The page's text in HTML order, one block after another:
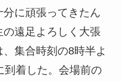
に頑張ってきたん
遠足よろしく大張
集合時刻の8時半よ
到着した。会場前の